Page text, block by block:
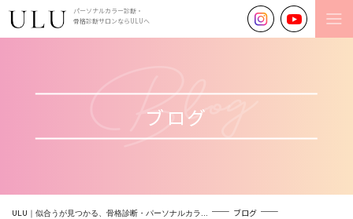
パーソナルカラー診断・
骨格診断サロンならULUへ
ブログ
ULU｜似合うが見つかる、骨格診断・パーソナルカラ... ブログ